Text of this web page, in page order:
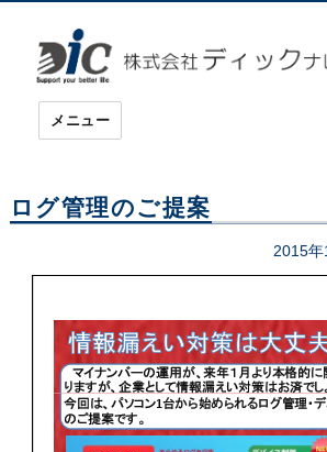
ディックナレッジテクノ
メニュー
ログ管理のご提案
投
稿
2015年